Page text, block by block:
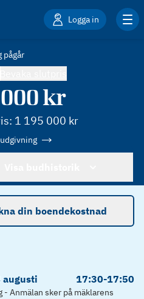
Logga in
pågår
000kr
1 195 000 kr
din boendekostnad
augusti 17:30-17:50
- Anmälan sker på mäklarens